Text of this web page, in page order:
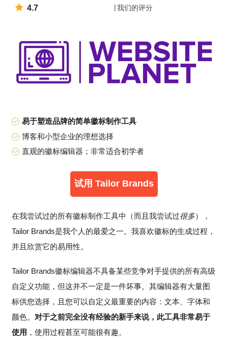
4.7 我们的评分
易于塑造品牌的简单徽标制作工具
博客和小型企业的理想选择
直观的徽标编辑器；非常适合初学者
试用 Tailor Brands
在我尝试过的所有徽标制作工具中（而且我尝试过很多），
Tailor Brands是我个人的最爱之一。我喜欢徽标的生成过程，
并且欣赏它的易用性。
Tailor Brands徽标编辑器不具备某些竞争对手提供的所有高级
自定义功能，但这并不一定是一件坏事。其编辑器有大量图
标供您选择，且您可以自定义最重要的内容：文本、字体和
颜色。 对于之前完全没有经验的新手来说，此工具非常易于
使用 ，使用过程甚至可能很有趣。